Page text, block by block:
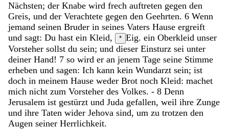
Nächsten; der Knabe wird frech auftreten gegen den
Greis, und der Verachtete gegen den Geehrten. 6 Wenn
jemand seinen Bruder in seines Vaters Hause ergreift
und sagt: Du hast ein Kleid, * Eig. ein Oberkleid unser
Vorsteher sollst du sein; und dieser Einsturz sei unter
deiner Hand! 7 so wird er an jenem Tage seine Stimme
erheben und sagen: Ich kann kein Wundarzt sein; ist
doch in meinem Hause weder Brot noch Kleid: machet
mich nicht zum Vorsteher des Volkes. - 8 Denn
Jerusalem ist gestürzt und Juda gefallen, weil ihre Zunge
und ihre Taten wider Jehova sind, um zu trotzen den
Augen seiner Herrlichkeit.